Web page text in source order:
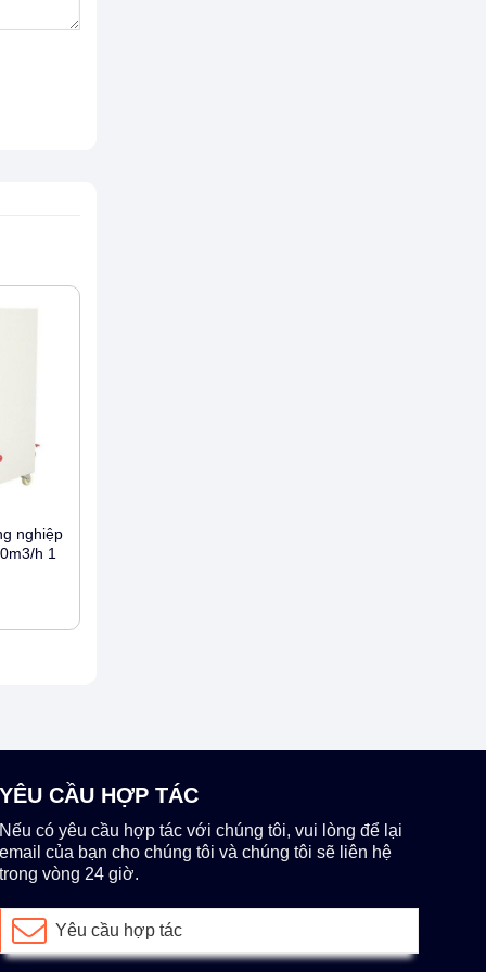
nghiệp
h 1
YÊU CẦU HỢP TÁC
Nếu có yêu cầu hợp tác với chúng tôi, vui lòng để lại
email của bạn cho chúng tôi và chúng tôi sẽ liên hệ
trong vòng 24 giờ.
Yêu cầu hợp tác